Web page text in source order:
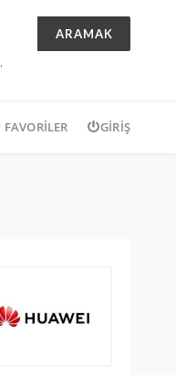
ARAMAK
FAVORILER GIRIŞ